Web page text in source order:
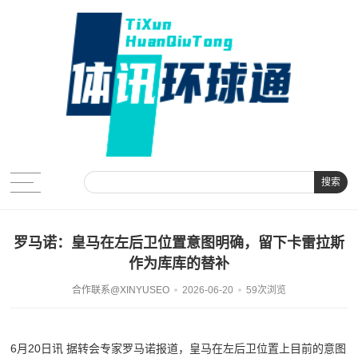
搜索
罗马诺：皇马在左后卫位置意图明确，留下卡雷拉斯
作为库库的替补
合作联系@XINYUSEO 2026-06-20 59次浏览
6月20日讯据转会专家罗马诺报道，皇马在左后卫位置上目前的意图